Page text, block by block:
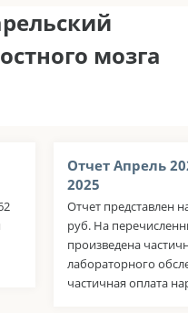
мозга
Отчет Апрель
2025
Отчет представлен
руб. На
произведена
лабораторного
частичная оплата